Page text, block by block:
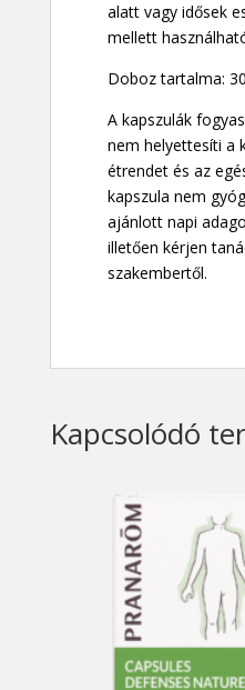
alatt vagy idősek
mellett
Doboz tartalma:
A kapszulák
nem helyettesíti a
étrendet és az
kapszula nem
ajánlott napi
illetően kérjen
szakembertől.
Kapcsolódó